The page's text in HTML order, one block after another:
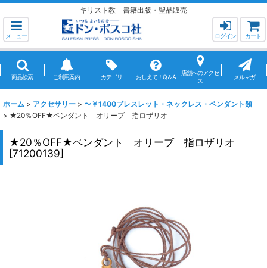
キリスト教 書籍出版・聖品販売
メニュー ログイン カート
商品検索 ご利用案内 カテゴリ おしえて！Q＆A
店舗へのアクセ
ス
メルマガ
ホーム > アクセサリー > 〜￥1400ブレスレット・ネックレス・ペンダント類
> ★20％OFF★ペンダント オリーブ 指ロザリオ
★20％OFF★ペンダント オリーブ 指ロザリオ
[71200139]